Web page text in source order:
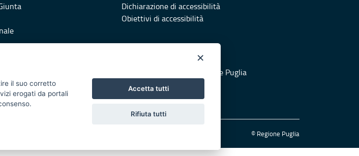
Dichiarazione di accessibilità
Obiettivi di accessibilità
Vai al sito di Protezione Civile Puglia
© Regione Puglia
×
il suo corretto
erogati da portali
Accetta tutti
Rifiuta tutti